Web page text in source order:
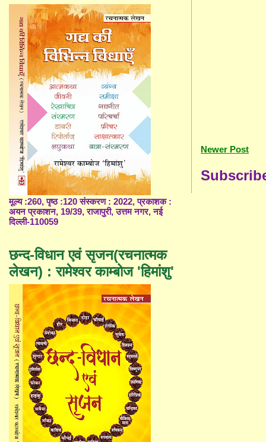
Newer Post
मूल्य :260, पृष्ठ :120 संस्करण : 2022, प्रकाशक :
अयन प्रकाशन, 19/39, राजापुरी, उत्तम नगर, नई
दिल्ली-110059
छन्द-विधान एवं सृजन(रचनात्मक
लेखन) : रामेश्वर काम्बोज 'हिमांशु'